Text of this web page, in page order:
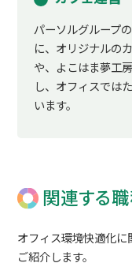
パーソルグループ
に、オリジナルの
や、よこはま夢工
し、オフィスでは
います。
関連する職
オフィス環境快適化
ご紹介します。